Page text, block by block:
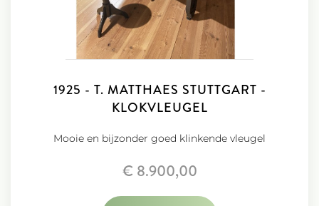
1925 - T. MATTHAES STUTTGART -
KLOKVLEUGEL
Mooie en bijzonder goed klinkende vleugel
€ 8.900,00